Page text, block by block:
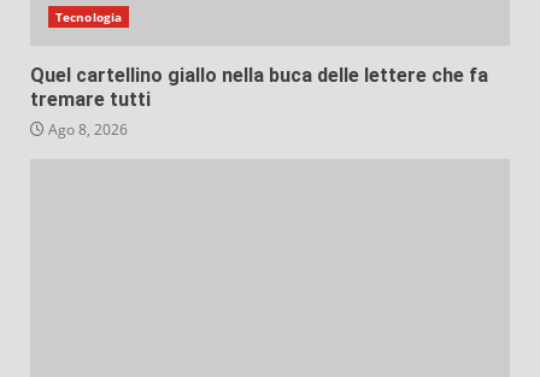
Tecnologia
Quel cartellino giallo nella buca delle lettere che fa
tremare tutti
Ago 8, 2026